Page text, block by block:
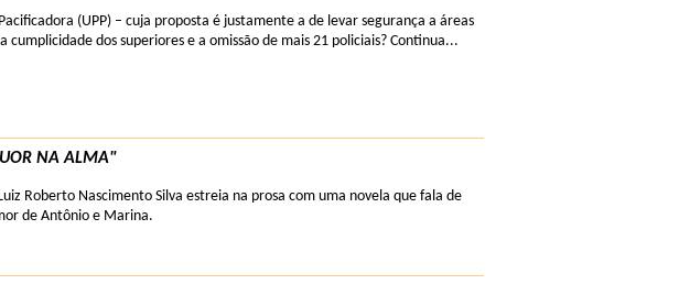
(UPP) – cuja proposta é justamente a de levar segurança a áreas
dos superiores e a omissão de mais 21 policiais? Continua...
NA ALMA"
Roberto Nascimento Silva estreia na prosa com uma novela que fala de
de Antônio e Marina.